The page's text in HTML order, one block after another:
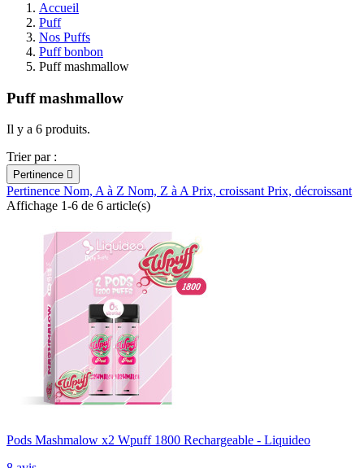
Accueil
Puff
Nos Puffs
Puff bonbon
Puff mashmallow
Puff mashmallow
Il y a 6 produits.
Trier par :
Pertinence 
Pertinence Nom, A à Z Nom, Z à APrix, croissantPrix, décroissant
Affichage 1-6 de 6 article(s)
Pods Mashmalow x2 Wpuff 1800 Rechargeable - Liquideo